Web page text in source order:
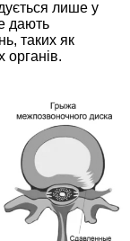
лише у
дають
таких як
органів.